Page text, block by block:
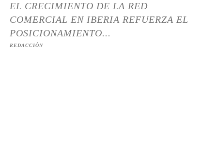
EL CRECIMIENTO DE LA RED
COMERCIAL EN IBERIA REFUERZA EL
POSICIONAMIENTO...
REDACCIÓN